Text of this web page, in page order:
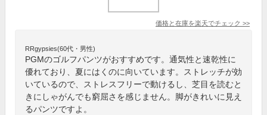
価格と在庫を楽天でチェック >>
RRgypsies(60代・男性)
PGMのゴルフパンツがおすすめです。通気性と速乾性に
優れており、夏にはくのに向いています。ストレッチが効
いているので、ストレスフリーで動けるし、芝目を読むと
きにしゃがんでも窮屈さを感じません。脚がきれいに見え
るパンツですよ。